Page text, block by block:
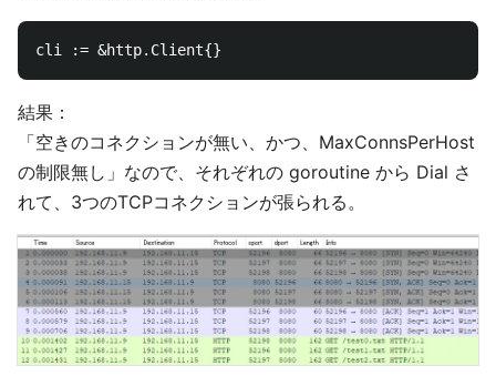
結果：
「空きのコネクションが無い、かつ、MaxConnsPerHost
の制限無し」なので、それぞれの goroutine から Dial さ
れて、3つのTCPコネクションが張られる。